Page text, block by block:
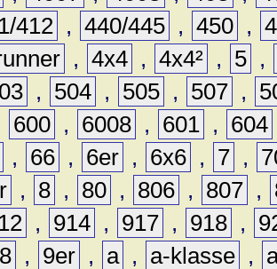
412 , 440/445 , 450 ,
, 4x4 , 4x4² , 5 ,
, 504 , 505 , 507 ,
600 , 6008 , 601 , 604
, 66 , 6er , 6x6 , 7 ,
, 8 , 80 , 806 , 807 ,
, 914 , 917 , 918 ,
, 9er , a , a-klasse ,